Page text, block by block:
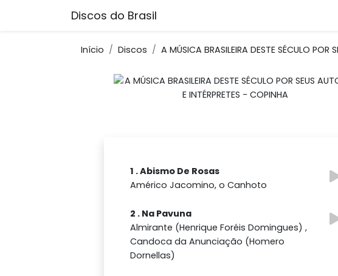
Discos do Brasil
Início Discos A MÚSICA BRASILEIRA DESTE SÉCULO POR
1 . Abismo De Rosas
Américo Jacomino, o Canhoto
2 . Na Pavuna
Almirante (Henrique Foréis Domingues) ,
Candoca da Anunciação (Homero
Dornellas)